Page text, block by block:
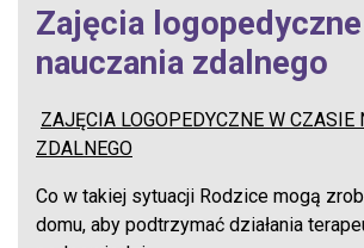
Zajęcia
nauczania zdalnego
ZAJĘCIA LOGOPEDYCZNE W CZASIE
ZDALNEGO
Co w takiej sytuacji Rodzice mogą
domu, aby podtrzymać działania